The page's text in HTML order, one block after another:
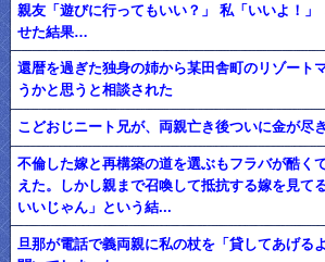
親友「遊びに行ってもいい？」 私「いいよ！
せた結果…
還暦を過ぎた独身の姉から某田舎町のリゾート
うかと思うと相談された
こどおじニート兄が、両親亡き後ついに金が尽
不倫した嫁と再構築の道を選ぶもフラバが酷く
えた。しかし親まで召喚して抵抗する嫁を見て
いいじゃん」という結...
旦那が電話で義両親に私の杖を「貸してあげる